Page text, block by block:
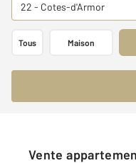
22 - Cotes-d'Armor
Tous Maison
Vente appartement Dans les côtes d’armor